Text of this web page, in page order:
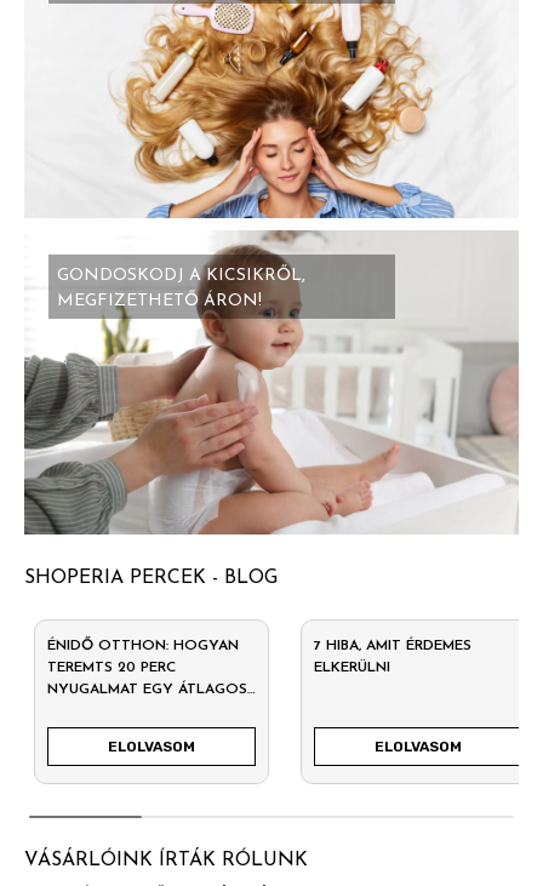
GONDOSKODJ A KICSIKRŐL,
MEGFIZETHETŐ ÁRON!
SHOPERIA PERCEK - BLOG
ÉNIDŐ OTTHON: HOGYAN
TEREMTS 20 PERC
NYUGALMAT EGY ÁTLAGOS
ELOLVASOM
7 HIBA, AMIT ÉRDEMES
ELKERÜLNI
ELOLVASOM
VÁSÁRLÓINK ÍRTÁK RÓLUNK